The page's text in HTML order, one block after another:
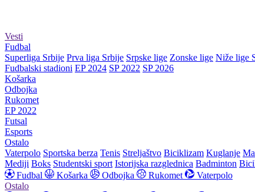
Vesti
Fudbal
Superliga Srbije Prva liga Srbije Srpske lige Zonske lige Niže lige
Fudbalski stadioni EP 2024 SP 2022 SP 2026
Košarka
Odbojka
Rukomet
EP 2022
Futsal
Esports
Ostalo
Vaterpolo Sportska berza Tenis Streljaštvo Biciklizam Kuglanje
Mediji Boks Studentski sport Istorijska razglednica Badminton
Fudbal
Košarka Odbojka Rukomet
Vaterpolo
Ostalo